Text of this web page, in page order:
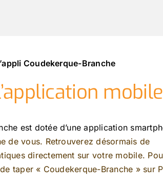
Coudekerque-Branche
mobile
est dotée d’une application
de vous. Retrouverez désormais de
directement sur votre mobile.
taper « Coudekerque-Branche »sur